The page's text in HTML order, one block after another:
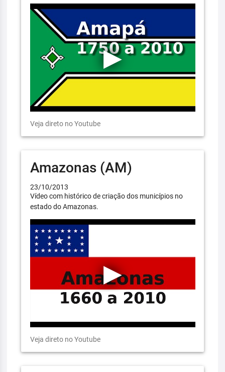
Veja direto no Youtube
Amazonas (AM)
23/10/2013
Vídeo com histórico de criação dos municípios no
estado do Amazonas.
Veja direto no Youtube